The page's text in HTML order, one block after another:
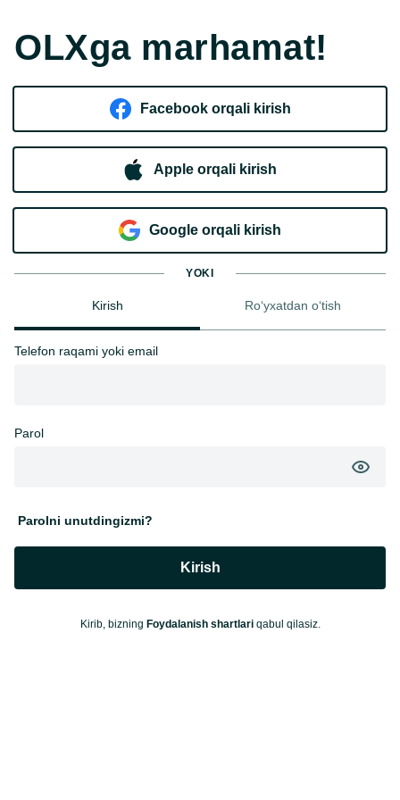
OLXga marhamat!
Facebook orqali kirish​
Apple orqali kirish
Goo​g​le orqali kirish
YOKI
Kirish Ro‘yxatdan o‘tish
Telefon raqami yoki email
Parol
Parolni unutdingizmi?
Kirish
Kirib, bizning Foydalanish shartlariqabul qilasiz.